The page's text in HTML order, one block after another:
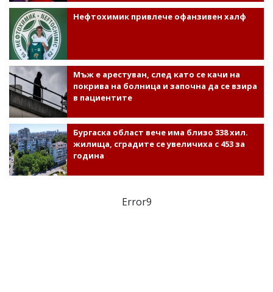
Нефтохимик привлече офанзивен халф
Мъж е арестуван, след като се качи на
покрива на болница и започна да се взира
в пациентите
Бургаска област вече има близо 338 хил.
жилища, сградите се увеличиха с 453 за
година
Error9